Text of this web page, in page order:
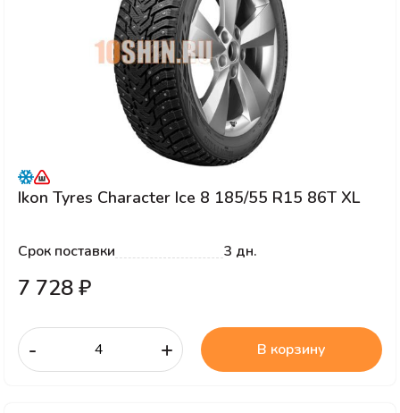
Ikon Tyres Character Ice 8 185/55 R15 86T XL
Срок поставки 3 дн.
7 728 ₽
- + В корзину